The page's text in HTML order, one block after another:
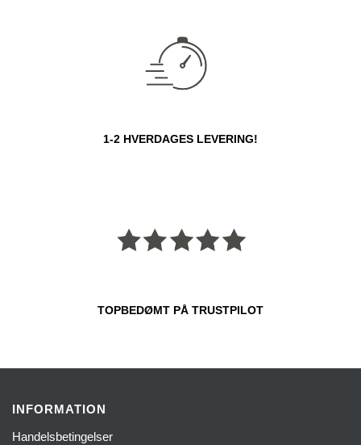
1-2 HVERDAGES LEVERING!
TOPBEDØMT PÅ TRUSTPILOT
INFORMATION
Handelsbetingelser